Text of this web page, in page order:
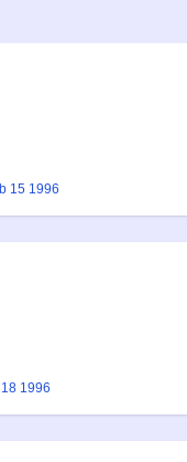
15 1996
18 1996